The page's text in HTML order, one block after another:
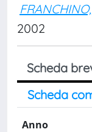
2002
Scheda
Scheda
Anno